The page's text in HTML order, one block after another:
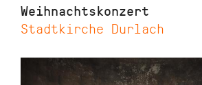
Weihnachtskonzert
Stadtkirche Durlach